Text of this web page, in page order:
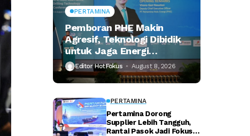
PERTAMINA
Pemboran PHE Makin
Agresif, Teknologi Dibidik
untuk Jaga Energi
Nasional
Editor HotFokus August 8, 2026
PERTAMINA
Pertamina Dorong
Supplier Lebih Tangguh,
Rantai Pasok Jadi Fokus